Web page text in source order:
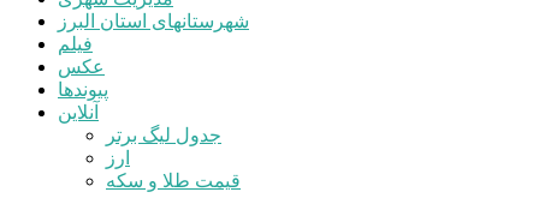
شهرستانهای استان البرز
فیلم
عکس
پیوندها
آنلاین
جدول لیگ برتر
ارز
قیمت طلا و سکه